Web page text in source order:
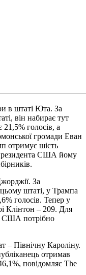
в штаті Юта. За
він набирає тут
21,5% голосів, а
громади Еван
отримує шість
США йому
За
штаті, у Трампа
голосів. Тепер у
Клінтон – 209. Для
США потрібно
– Північну Кароліну.
отримав
повідомляє The